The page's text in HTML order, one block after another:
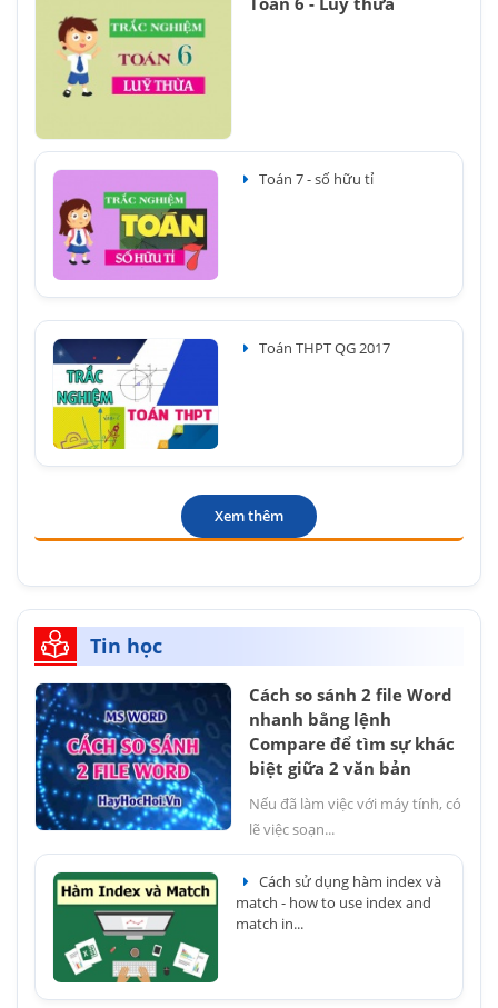
Toán 7 - số hữu tỉ
Toán THPT QG 2017
Xem thêm
Tin học
Cách so sánh 2 file Word
nhanh bằng lệnh
Compare để tìm sự khác
biệt giữa 2 văn bản
Nếu đã làm việc với máy tính, có
lẽ việc soạn...
Cách sử dụng hàm index và
match - how to use index and
match in...